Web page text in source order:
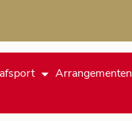
Arrangementen